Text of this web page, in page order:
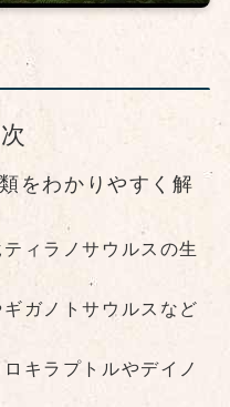
をわかりやすく解
ィラノサウルスの生
ガノトサウルスなど
キラプトルやデイノ